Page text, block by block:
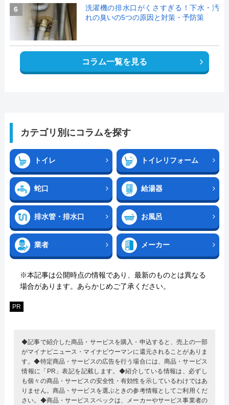
6
洗濯機の排水口がくさすぎる！下水・汚
れの臭いの5つの原因と対策・予防策
コラム一覧を見る
カテゴリ別にコラムを探す
トイレ トイレリフォーム
蛇口 給湯器
排水管・排水口 お風呂
業者 メーカー
※本記事は公開時点の情報であり、最新のものとは異なる
場合があります。あらかじめご了承ください。
PR
◆記事で紹介した商品・サービスを購入・申込すると、売上の一部
がマイナビニュース・マイナビウーマンに還元されることがありま
す。◆特定商品・サービスの広告を行う場合には、商品・サービス
情報に「PR」表記を記載します。◆紹介している情報は、必ずし
も個々の商品・サービスの安全性・有効性を示しているわけではあ
りません。商品・サービスを選ぶときの参考情報としてご利用くだ
さい。◆商品・サービススペックは、メーカーやサービス事業者の